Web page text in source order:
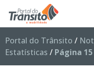
Portal do Trânsito /
Estatísticas / Página 15